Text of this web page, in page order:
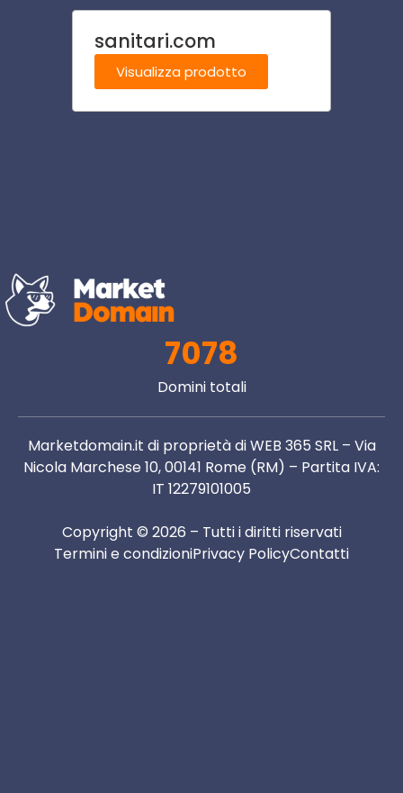
sanitari.com
Visualizza prodotto
7078
Domini totali
Marketdomain.it di proprietà di WEB 365 SRL – Via
Nicola Marchese 10, 00141 Rome (RM) – Partita IVA:
IT 12279101005
Copyright © 2026 – Tutti i diritti riservati
Termini e condizioniPrivacy PolicyContatti